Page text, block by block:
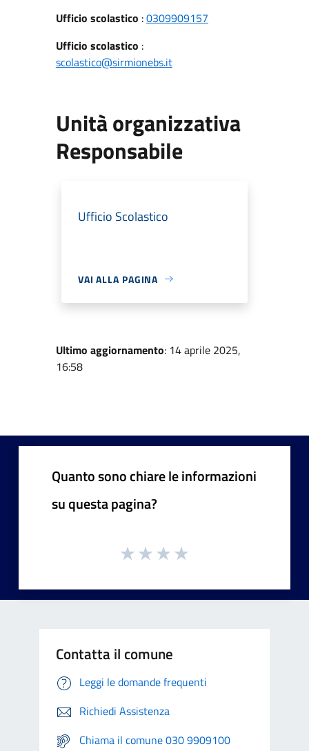
Ufficio scolastico :0309909157
Ufficio scolastico :
scolastico@sirmionebs.it
Unità organizzativa
Responsabile
Ufficio Scolastico
VAI ALLA PAGINA
Ultimo aggiornamento: 14 aprile 2025,
16:58
Quanto sono chiare le informazioni
su questa pagina?
Contatta il comune
Leggi le domande frequenti
Richiedi Assistenza
Chiama il comune 030 9909100